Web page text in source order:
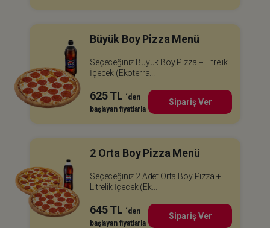
Büyük Boy Pizza Menü
Seçeceğiniz Büyük Boy Pizza + Litrelik
İçecek (Ekoterra...
625 TL ‘den
başlayan fiyatlarla
Sipariş Ver
2 Orta Boy Pizza Menü
Seçeceğiniz 2 Adet Orta Boy Pizza +
Litrelik İçecek (Ek...
645 TL ‘den
başlayan fiyatlarla
Sipariş Ver